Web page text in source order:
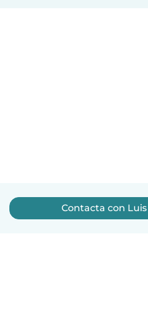
Contacta con Luis